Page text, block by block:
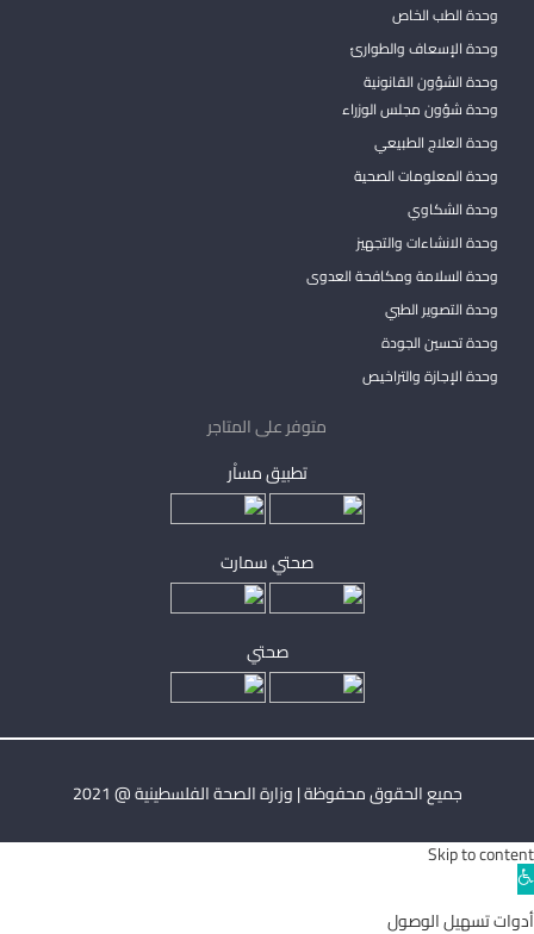
وحدة الطب الخاص
وحدة الإسعاف والطوارئ
وحدة الشؤون القانونية
وحدة شؤون مجلس الوزراء
وحدة العلاج الطبيعي
وحدة المعلومات الصحية
وحدة الشكاوي
وحدة الانشاءات والتجهيز
وحدة السلامة ومكافحة العدوى
وحدة التصوير الطبي
وحدة تحسين الجودة
وحدة الإجازة والتراخيص
متوفر على المتاجر
تطبيق مساْر
صحتي سمارت
صحتي
جميع الحقوق محفوظة | وزارة الصحة الفلسطينية @ 2021
Skip to content
Open
toolbar
أدوات تسهيل الوصول